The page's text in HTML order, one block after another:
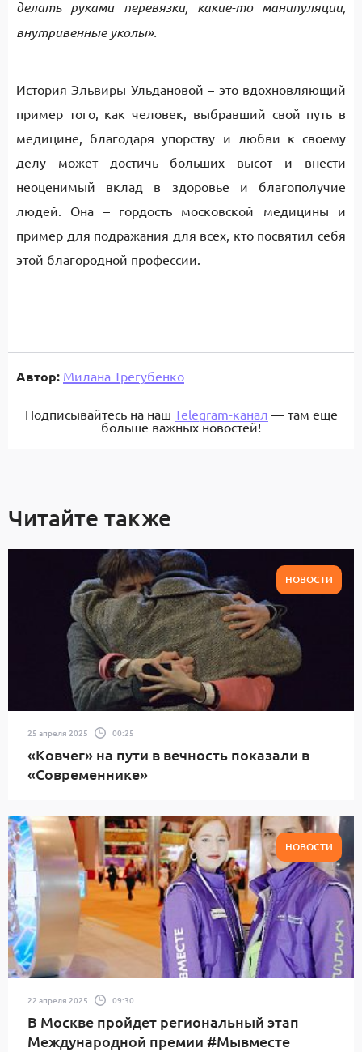
делать руками перевязки, какие-то манипуляции,
внутривенные уколы».
История Эльвиры Ульдановой – это вдохновляющий
пример того, как человек, выбравший свой путь в
медицине, благодаря упорству и любви к своему
делу может достичь больших высот и внести
неоценимый вклад в здоровье и благополучие
людей. Она – гордость московской медицины и
пример для подражания для всех, кто посвятил себя
этой благородной профессии.
Автор: Милана Трегубенко
Подписывайтесь на наш Telegram-канал — там еще
больше важных новостей!
Читайте также
НОВОСТИ
25 апреля 2025 00:25
«Ковчег» на пути в вечность показали в
«Современнике»
НОВОСТИ
22 апреля 2025 09:30
В Москве пройдет региональный этап
Международной премии #Мывместе